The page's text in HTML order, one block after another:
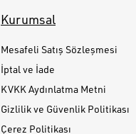
Kurumsal
Mesafeli Satış Sözleşmesi
İptal ve İade
KVKK Aydınlatma Metni
Gizlilik ve Güvenlik Politikası
Çerez Politikası